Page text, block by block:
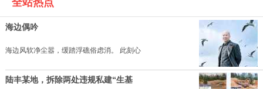
全站热点
海边偶吟
海边风软净尘嚣，缓踏浮礁俗虑消。 此刻心
陆丰某地，拆除两处违规私建“生基